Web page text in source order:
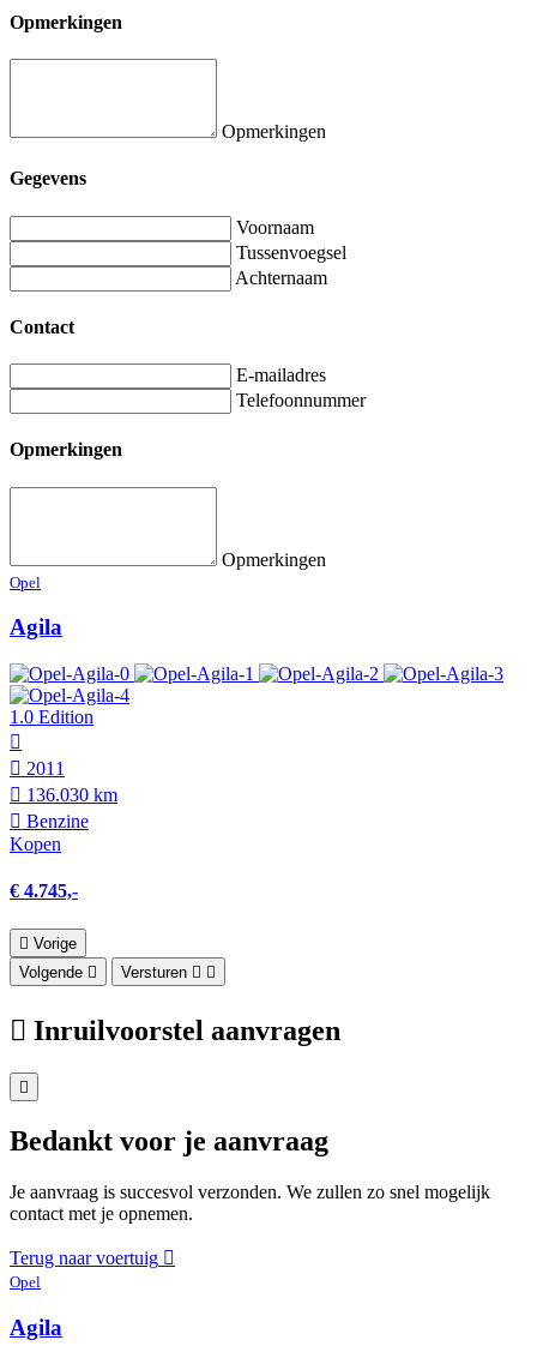
Opmerkingen
Opmerkingen
Gegevens
Voornaam
Tussenvoegsel
Achternaam
Contact
E-mailadres
Telefoonnummer
Opmerkingen
Opmerkingen
Opel
Agila
1.0 Edition
2011
136.030 km
Benzine
Kopen
€ 4.745,-
Vorige
Volgende
Versturen
Inruilvoorstel aanvragen
Bedankt voor je aanvraag
Je aanvraag is succesvol verzonden. We zullen zo snel mogelijk
contact met je opnemen.
Terug naar voertuig
Opel
Agila